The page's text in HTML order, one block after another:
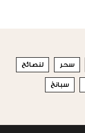
سحر لنصائح
سبانخ